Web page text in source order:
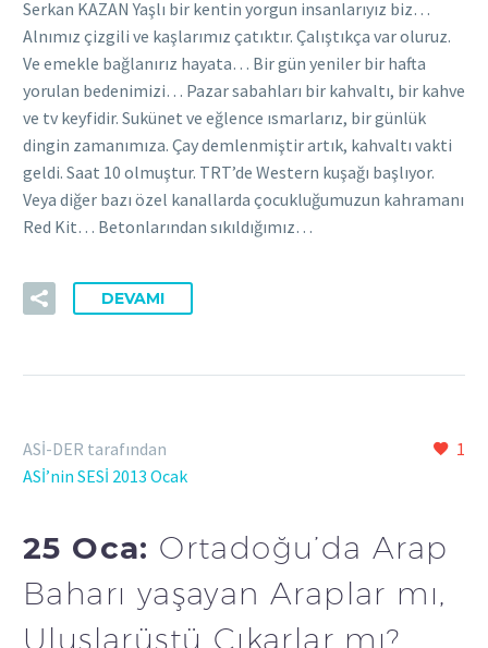
Serkan KAZAN Yaşlı bir kentin yorgun insanlarıyız biz…
Alnımız çizgili ve kaşlarımız çatıktır. Çalıştıkça var oluruz.
Ve emekle bağlanırız hayata… Bir gün yeniler bir hafta
yorulan bedenimizi… Pazar sabahları bir kahvaltı, bir kahve
ve tv keyfidir. Sukünet ve eğlence ısmarlarız, bir günlük
dingin zamanımıza. Çay demlenmiştir artık, kahvaltı vakti
geldi. Saat 10 olmuştur. TRT’de Western kuşağı başlıyor.
Veya diğer bazı özel kanallarda çocukluğumuzun kahramanı
Red Kit… Betonlarından sıkıldığımız…
DEVAMI
1
ASİ-DER tarafından
ASİ’nin SESİ 2013 Ocak
25 Oca: Ortadoğu’da Arap
Baharı yaşayan Araplar mı,
Uluslarüstü Çıkarlar mı?